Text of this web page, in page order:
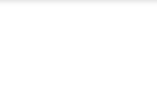
mieszkać jak najwygodniej. Oto